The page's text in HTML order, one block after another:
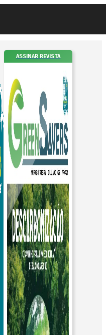
ASSINAR REVISTA